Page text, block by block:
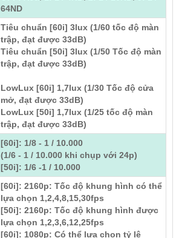
64ND
Tiêu chuẩn [60i] 3lux (1/60 tốc độ màn
trập, đạt được 33dB)
Tiêu chuẩn [50i] 3lux (1/50 Tốc độ màn
trập, đạt được 33dB)
LowLux [60i] 1,7lux (1/30 Tốc độ cửa
mở, đạt được 33dB)
LowLux [50i] 1,7lux (1/25 tốc độ màn
trập, đạt được 33dB)
[60i]: 1/8 - 1 / 10.000
(1/6 - 1 / 10.000 khi chụp với 24p)
[50i]: 1/6 -1 / 10.000
[60i]: 2160p: Tốc độ khung hình có thể
lựa chọn 1,2,4,8,15,30fps
[50i]: 2160p: Tốc độ khung hình được
lựa chọn 1,2,3,6,12,25fps
[60i]: 1080p: Có thể lựa chọn tỷ lệ